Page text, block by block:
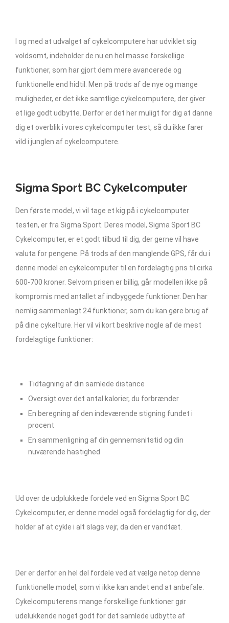
I og med at udvalget af cykelcomputere har udviklet sig
voldsomt, indeholder de nu en hel masse forskellige
funktioner, som har gjort dem mere avancerede og
funktionelle end hidtil. Men på trods af de nye og mange
muligheder, er det ikke samtlige cykelcomputere, der giver
et lige godt udbytte. Derfor er det her muligt for dig at danne
dig et overblik i vores cykelcomputer test, så du ikke farer
vild i junglen af cykelcomputere.
Sigma Sport BC Cykelcomputer
Den første model, vi vil tage et kig på i cykelcomputer
testen, er fra Sigma Sport. Deres model, Sigma Sport BC
Cykelcomputer, er et godt tilbud til dig, der gerne vil have
valuta for pengene. På trods af den manglende GPS, får du i
denne model en cykelcomputer til en fordelagtig pris til cirka
600-700 kroner. Selvom prisen er billig, går modellen ikke på
kompromis med antallet af indbyggede funktioner. Den har
nemlig sammenlagt 24 funktioner, som du kan gøre brug af
på dine cykelture. Her vil vi kort beskrive nogle af de mest
fordelagtige funktioner:
Tidtagning af din samlede distance
Oversigt over det antal kalorier, du forbrænder
En beregning af den indeværende stigning fundet i
procent
En sammenligning af din gennemsnitstid og din
nuværende hastighed
Ud over de udplukkede fordele ved en Sigma Sport BC
Cykelcomputer, er denne model også fordelagtig for dig, der
holder af at cykle i alt slags vejr, da den er vandtæt.
Der er derfor en hel del fordele ved at vælge netop denne
funktionelle model, som vi ikke kan andet end at anbefale.
Cykelcomputerens mange forskellige funktioner gør
udelukkende noget godt for det samlede udbytte af